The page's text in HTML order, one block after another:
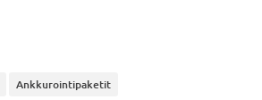
Ankkurointipaketit